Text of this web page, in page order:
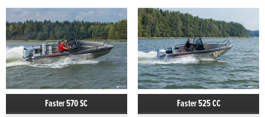
Faster 570 SC
Faster 525 CC